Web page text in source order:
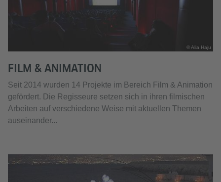
© Alia Haju
FILM & ANIMATION
Seit 2014 wurden 14 Projekte im Bereich Film & Animation
gefördert. Die Regisseure setzen sich in ihren filmischen
Arbeiten auf verschiedene Weise mit aktuellen Themen
auseinander...